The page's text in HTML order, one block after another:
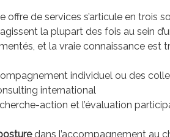
offre de services s’articule en trois
la plupart des fois au sein
et la vraie connaissance est
individuel ou des
international
action et l’évaluation
dans l’accompagnement au